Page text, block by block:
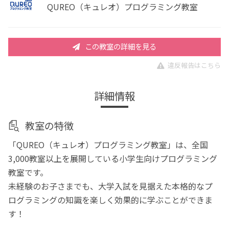
QUREO（キュレオ）プログラミング教室
この教室の詳細を見る
違反報告はこちら
詳細情報
教室の特徴
「QUREO（キュレオ）プログラミング教室」は、全国
3,000教室以上を展開している小学生向けプログラミング
教室です。
未経験のお子さまでも、大学入試を見据えた本格的なプ
ログラミングの知識を楽しく効果的に学ぶことができま
す！